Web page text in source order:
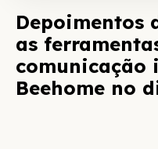
Depoimentos
as
comunicação
Beehome no